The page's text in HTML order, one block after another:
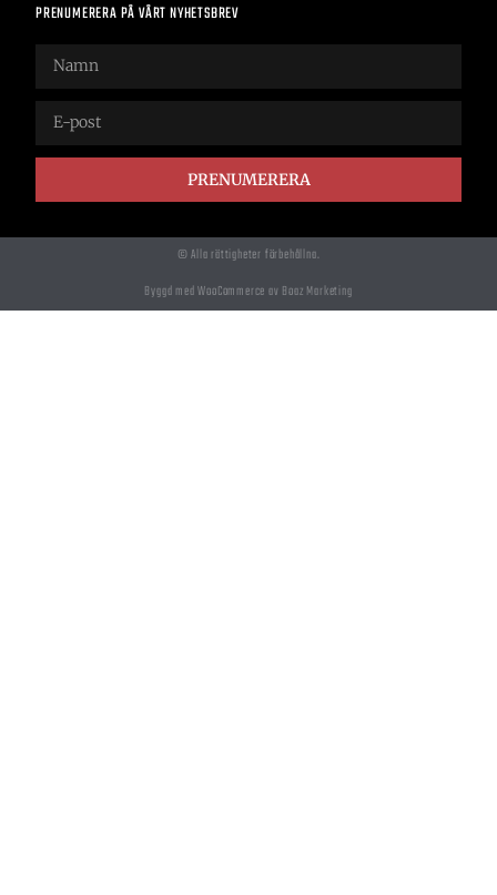
PRENUMERERA PÅ VÅRT NYHETSBREV
PRENUMERERA
© Alla rättigheter förbehållna.
Byggd med WooCommerce av Boaz Marketing